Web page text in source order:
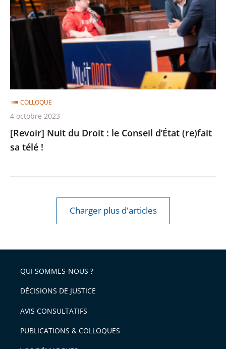
Droit
:
sa
télé
!
[Revoir] Nuit du Droit : le Conseil d’État (re)fait
sa télé !
COLLOQUE
4 octobre 2023
Charger plus d'articles
QUI SOMMES-NOUS ?
DÉCISIONS DE JUSTICE
AVIS CONSULTATIFS
PUBLICATIONS & COLLOQUES